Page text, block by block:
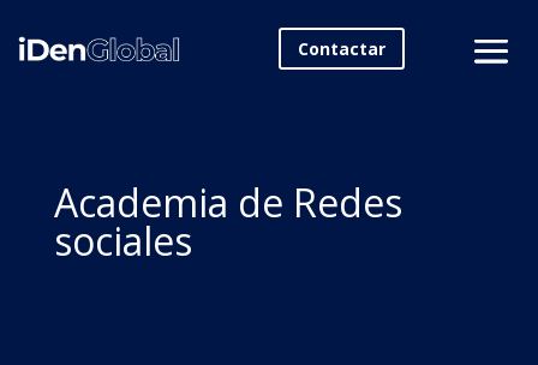
Contactar
Academia de Redes
sociales